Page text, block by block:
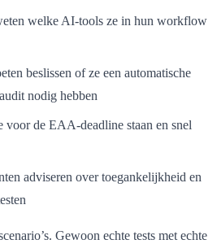
welke AI-tools ze in hun workflow
beslissen of ze een automatische
nodig hebben
voor de EAA-deadline staan en snel
adviseren over toegankelijkheid en
Gewoon echte tests met echte